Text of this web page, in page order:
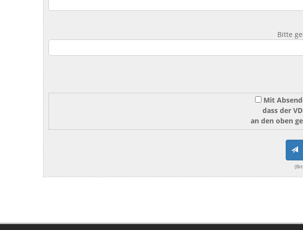
Bitte
Mit
dass der
an den oben